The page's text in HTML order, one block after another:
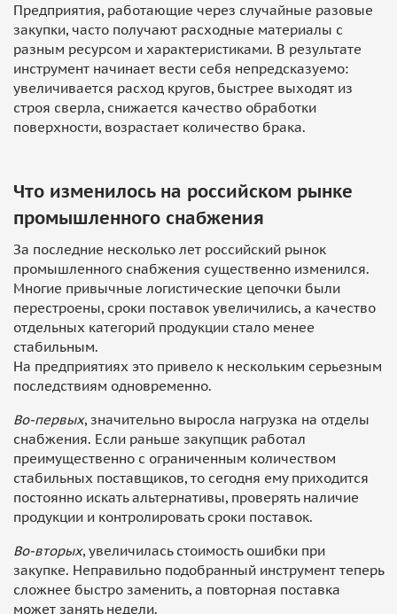
Предприятия, работающие через случайные разовые
закупки, часто получают расходные материалы с
разным ресурсом и характеристиками. В результате
инструмент начинает вести себя непредсказуемо:
увеличивается расход кругов, быстрее выходят из
строя сверла, снижается качество обработки
поверхности, возрастает количество брака.
Что изменилось на российском рынке
промышленного снабжения
За последние несколько лет российский рынок
промышленного снабжения существенно изменился.
Многие привычные логистические цепочки были
перестроены, сроки поставок увеличились, а качество
отдельных категорий продукции стало менее
стабильным.
На предприятиях это привело к нескольким серьезным
последствиям одновременно.
Во-первых, значительно выросла нагрузка на отделы
снабжения. Если раньше закупщик работал
преимущественно с ограниченным количеством
стабильных поставщиков, то сегодня ему приходится
постоянно искать альтернативы, проверять наличие
продукции и контролировать сроки поставок.
Во-вторых, увеличилась стоимость ошибки при
закупке. Неправильно подобранный инструмент теперь
сложнее быстро заменить, а повторная поставка
может занять недели.